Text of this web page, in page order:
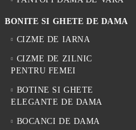
BONITE SI GHETE DE DAMA
CIZME DE IARNA
CIZME DE ZILNIC
PENTRU FEMEI
BOTINE SI GHETE
ELEGANTE DE DAMA
BOCANCI DE DAMA